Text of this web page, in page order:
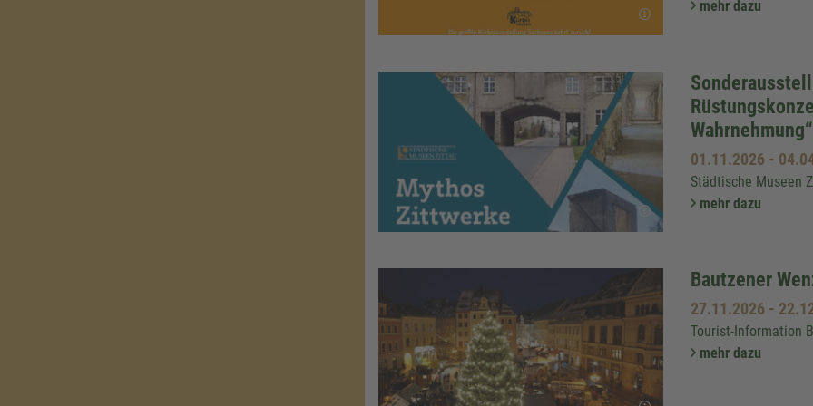
mehr dazu
Wahrnehmung“
01.11.2026-
Städtische Museen
mehr dazu
Bautzener
27.11.2026-
Tourist-Information
mehr dazu